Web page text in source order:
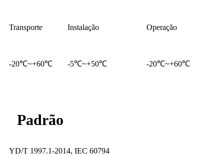
Transporte Instalação Operação
-20℃~+60℃ -5℃~+50℃ -20℃~+60℃
Padrão
YD/T 1997.1-2014, IEC 60794